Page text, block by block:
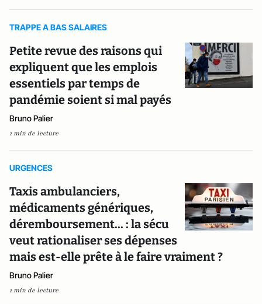
TRAPPE A BAS SALAIRES
Petite revue des raisons qui
expliquent que les emplois
essentiels par temps de
pandémie soient si mal payés
Bruno Palier
1 min de lecture
URGENCES
Taxis ambulanciers,
médicaments génériques,
déremboursement... : la sécu
veut rationaliser ses dépenses
mais est-elle prête à le faire vraiment ?
Bruno Palier
1 min de lecture